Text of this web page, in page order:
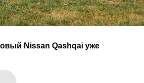
Nissan Qashqai уже